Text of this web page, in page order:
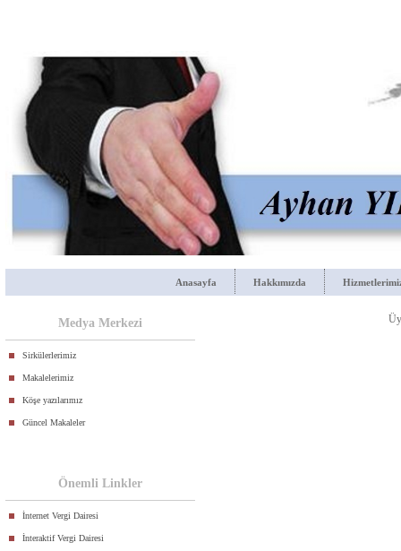
Anasayfa Hakkımızda
Medya Merkezi
Sirkülerlerimiz
Makalelerimiz
Köşe yazılarımız
Güncel Makaleler
Önemli Linkler
İnternet Vergi Dairesi
İnteraktif Vergi Dairesi